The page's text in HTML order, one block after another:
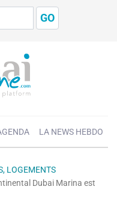
GO
LA NEWS HEBDO
LOGEMENTS
Dubai Marina est